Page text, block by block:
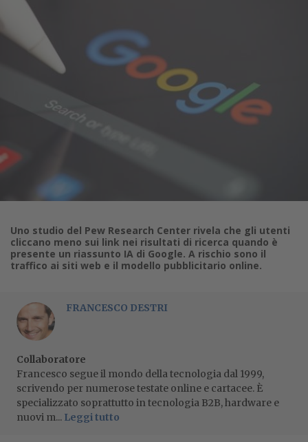
Uno studio del Pew Research Center rivela che gli utenti
cliccano meno sui link nei risultati di ricerca quando è
presente un riassunto IA di Google. A rischio sono il
traffico ai siti web e il modello pubblicitario online.
FRANCESCO DESTRI
Collaboratore
Francesco segue il mondo della tecnologia dal 1999,
scrivendo per numerose testate online e cartacee. È
specializzato soprattutto in tecnologia B2B, hardware e
nuovi m... Leggi tutto